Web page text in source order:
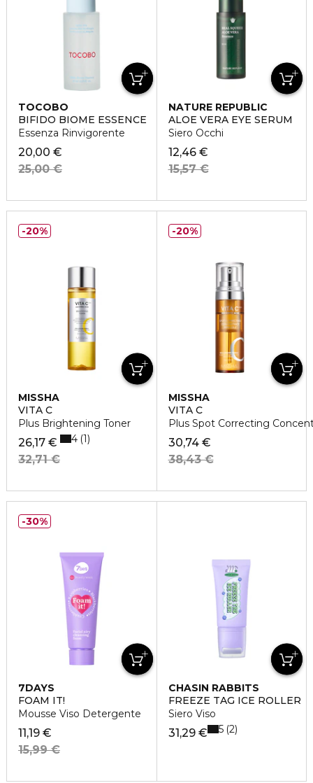
TOCOBO
BIFIDO BIOME ESSENCE
Essenza Rinvigorente
20,00 €
25,00 €
NATURE REPUBLIC
ALOE VERA EYE SERUM
Siero Occhi
12,46 €
15,57 €
MISSHA
VITA C
Plus Brightening Toner
26,17 €
32,71 €
4 1
20%
MISSHA
VITA C
Plus Spot Correcting
30,74 €
38,43 €
20%
7DAYS
FOAM IT!
Mousse Viso Detergente
11,19 €
15,99 €
30%
CHASIN RABBITS
FREEZE TAG ICE ROLLER
Siero Viso
31,29 € 5 2